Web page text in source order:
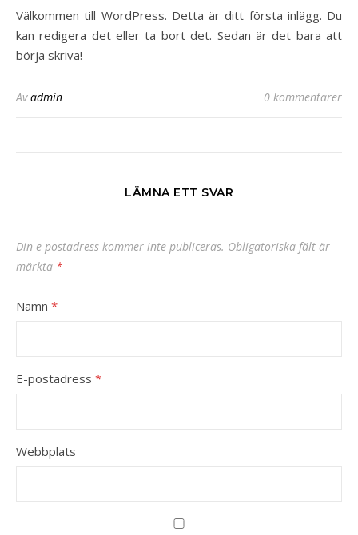
Välkommen till WordPress. Detta är ditt första inlägg. Du
kan redigera det eller ta bort det. Sedan är det bara att
börja skriva!
Avadmin 0 kommentarer
LÄMNA ETT SVAR
Din e-postadress kommer inte publiceras. Obligatoriska fält är
märkta *
Namn *
E-postadress *
Webbplats